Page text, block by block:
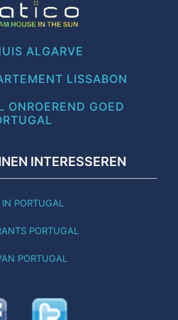
ALGARVE
LISSABON
ONROEREND GOED
INTERESSEREN
PORTUGAL
PORTUGAL
PORTUGAL